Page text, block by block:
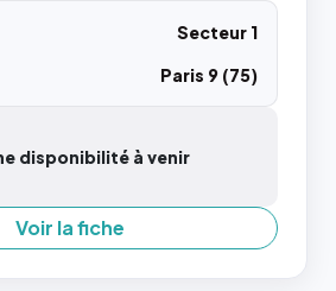
Secteur 1
Paris 9 (75)
disponibilité à venir
Voir la fiche